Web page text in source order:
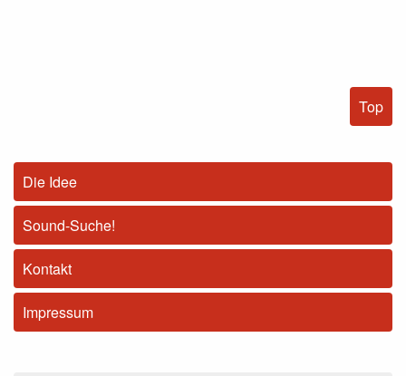
Top
Die Idee
Sound-Suche!
Kontakt
Impressum